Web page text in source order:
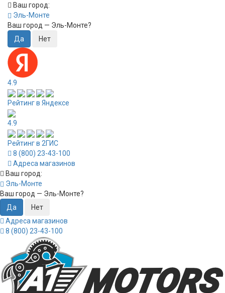
Ваш город:
Эль-Монте
Ваш город — Эль-Монте?
4.9
Рейтинг в Яндексе
4.9
Рейтинг в 2ГИС
8 (800) 23-43-100
Адреса магазинов
Ваш город:
Эль-Монте
Ваш город — Эль-Монте?
Адреса магазинов
8 (800) 23-43-100